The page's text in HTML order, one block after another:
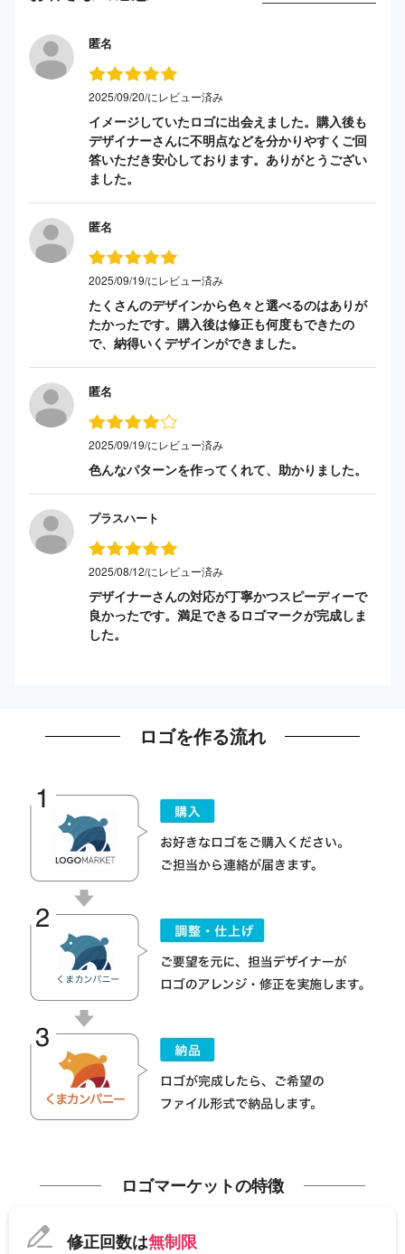
匿名
2025/09/20/にレビュー済み
イメージしていたロゴに出会えました。購入後も
デザイナーさんに不明点などを分かりやすくご回
答いただき安心しております。ありがとうござい
ました。
匿名
2025/09/19/にレビュー済み
たくさんのデザインから色々と選べるのはありが
たかったです。購入後は修正も何度もできたの
で、納得いくデザインができました。
匿名
2025/09/19/にレビュー済み
色んなパターンを作ってくれて、助かりました。
プラスハート
2025/08/12/にレビュー済み
デザイナーさんの対応が丁寧かつスピーディーで
良かったです。満足できるロゴマークが完成しま
した。
ロゴを作る流れ
ロゴマーケットの特徴
修正回数は無制限